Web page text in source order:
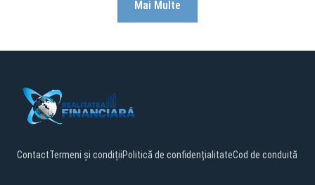
Mai Multe
ContactTermeni și condițiiPolitică de confidențialitateCod de conduită